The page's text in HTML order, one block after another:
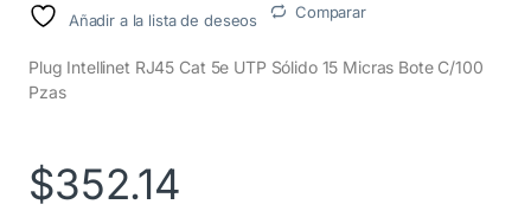
Añadir a la lista de deseos Comparar
Plug Intellinet RJ45 Cat 5e UTP Sólido 15 Micras Bote C/100
Pzas
$352.14